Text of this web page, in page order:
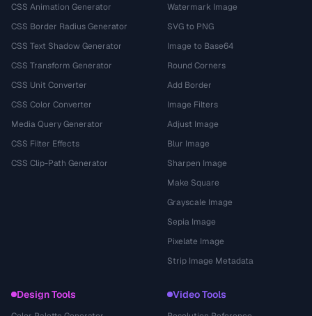
CSS Animation Generator
CSS Border Radius Generator
CSS Text Shadow Generator
CSS Transform Generator
CSS Unit Converter
CSS Color Converter
Media Query Generator
CSS Filter Effects
CSS Clip-Path Generator
Watermark Image
SVG to PNG
Image to Base64
Round Corners
Add Border
Image Filters
Adjust Image
Blur Image
Sharpen Image
Make Square
Grayscale Image
Sepia Image
Pixelate Image
Strip Image Metadata
Design Tools Video Tools